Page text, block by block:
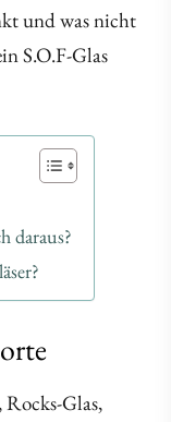
und was nicht
S.O.F-Glas
daraus?
Glas,